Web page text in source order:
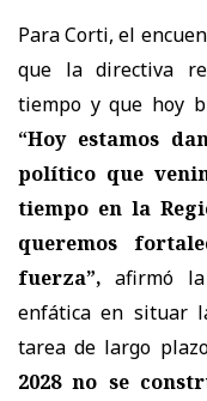
Para Corti, el
que la directiva
tiempo y que hoy
“Hoy estamos
político que
tiempo en la
queremos
fuerza”, afirmó
enfática en situar
tarea de largo
2028 no se